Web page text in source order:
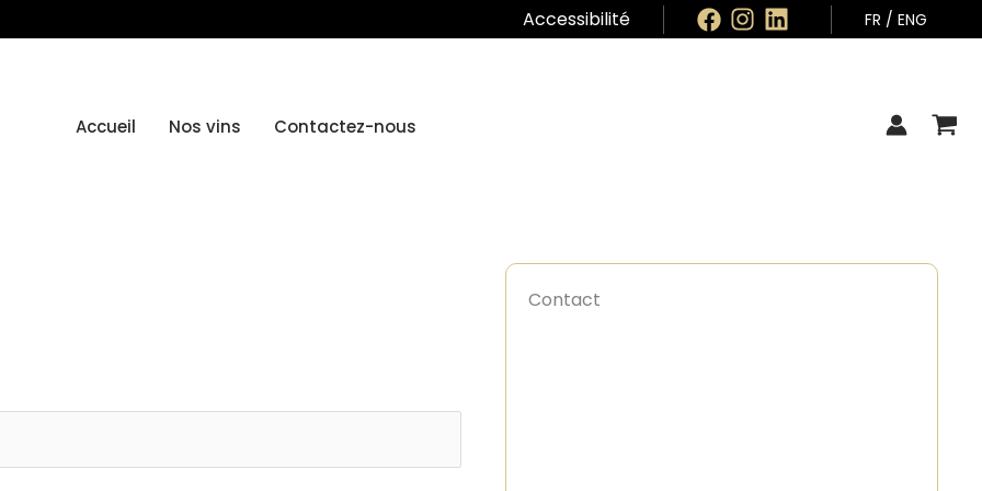
Accessibilité FR / ENG
Accueil Nos vins Contactez-nous
Contact